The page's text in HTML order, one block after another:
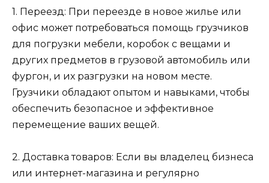
1. Переезд: При переезде в новое жилье или
офис может потребоваться помощь грузчиков
для погрузки мебели, коробок с вещами и
других предметов в грузовой автомобиль или
фургон, и их разгрузки на новом месте.
Грузчики обладают опытом и навыками, чтобы
обеспечить безопасное и эффективное
перемещение ваших вещей.
2. Доставка товаров: Если вы владелец бизнеса
или интернет-магазина и регулярно